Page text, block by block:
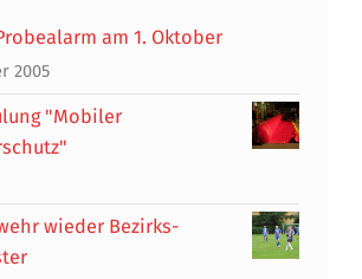
am 1. Oktober
2005
"Mobiler
wieder Bezirks-